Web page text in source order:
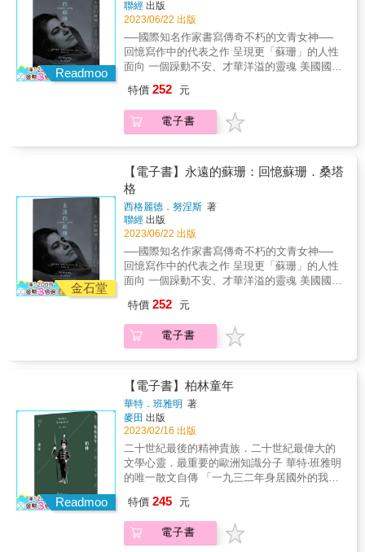
作品？她的卓越劇作成就為何長期以來被嚴重
低估？又是什麼原因，致使她總是聲稱「我不
真的是一名作家」？ & 而與彼時的性別框架格
格不入的她，在那個時代面臨了哪些困境？出
身富裕的她，對階級和種族的思考有哪些侷
限？這些意識形態是如何反映了二十世紀的英
國社會？而她，又是怎麼突破種種框架，成為
一位超越時代的不凡存在？ & 透過這本絕無僅
有的精采傳記，你將重新認識這位阿嘉莎．克
莎86年生涯，作者並在克莉絲蒂後代同意下，
獲准使用大量私密信件、筆記等資料，彌補
《自傳》中的不足、略寫與刻意隱藏之處。 2.
克莉絲蒂檔案信託機構（Christie Archive
Trust）官方授權50張珍貴照片，圖文並茂地呈
現阿嘉莎所生活的英倫年代。 3.結合最新克莉
絲蒂相關研究，包括心理學、性別理論、電影
產業、酷兒理論等，多方剖析阿嘉莎的複雜面
貌。 &
丹．湯普森（Dan Thompson） 當作家走出他
們熟悉的環境時，經常會發生特別的事情，正
如這本書巧妙地展示了改變一些文學巨人（從
查爾斯．狄更斯到赫爾曼．梅爾維爾）的生活
和遺產的三十五條路線。──Wanderlust二○二
二年最佳旅行書籍 &
影視、劇場、小說故事必備的七大元素》。
「閱讀是走向心靈泉水的練習」，作者希望讀
者也在不斷加速和自動複製的社會當中停下腳
步，享受慢讀和細讀的況味。
《邁向王道》《卡夫卡日記》《我就是夏洛
克》《瘟疫》《生命是一場尋求慰藉的旅程》
《雞皮疙瘩》《證詞》《我們人生的最初》
《後戲劇劇場》《曾經，有個偉大的素描畫
家：卡夫卡和他的41幅塗鴉》《超現實主義宣
言》《空的空間》《劇場與城市》《激進美術
《開放的門》《海鷗》《透明社會》《時間之
書》《對面的瘋子》《意猶未盡的黃金時代》
《童話治療》《在阿爾卑斯山與尼采相遇》
《跟莎士比亞學創作》《編劇的藝術》《千面
英雄》《作家之路》《想清楚，寫明白：好的
影視、劇場、小說故事必備的七大元素》。
「閱讀是走向心靈泉水的練習」，作者希望讀
者也在不斷加速和自動複製的社會當中停下腳
步，享受慢讀和細讀的況味。
Readmoo
聯經 出版
2023/06/22 出版
──國際知名作家書寫傳奇不朽的文青女神──
回憶寫作中的代表之作 呈現更「蘇珊」的人性
面向 一個躁動不安、才華洋溢的靈魂 美國國家
者──西格麗德．努涅斯 懷抱著愛與敬意，記錄
桑塔格的特立獨行 寫下兩人既親密又糾結的點
點滴滴 這些年來，我見過或聽說許多人曾表
麗德．努涅斯 那年，傳奇大作家43歲，而她25
歲。 努涅斯第一次見到桑塔格時還只是一位胸
懷抱負的青年作家，而蘇珊已是文壇傳奇人
物，以她的論戰文章、前衛的個人風格聞名全
球。不久後，桑塔格將努涅斯介紹給她兒子──
作家大衛．里夫，兩人開始約會。之後，努涅
斯搬進里夫和桑塔格合住的公寓。如她寫道：
我們三人住在一起&mdash;&mdash;蘇珊、她
的兒子，還有我&mdash;&mdash;這真的是個
好主意嗎？難道大衛跟我不該自己找個地方住
就算大衛跟我打算生孩子也一樣。若有必要，
她說，她很樂意撫養我們所有人。當我表達疑
慮時，她說：「別這麼保守。誰說我們一定要
桑塔格身旁，努涅斯見證了當時眾多知識分子
和藝術家的：最風光的、最私密的、當然也有
最怨懟的事。面對約會對象的母親、寫作前
輩、同為聰明有想法的女性，她們之間除了良
性的互動，亦少不了緊繃又糾結的時刻。如今
努涅斯已是國際知名的小說家，在桑塔格過世
後，她將這段深具意義的過往撰寫成書，回顧
於桑塔格，努涅斯的回憶包括： ．名字啊︒蘇
珊向我坦承，獲得這樣一個無聊又平凡的名字
始終讓她開心不起來。「妳看起來不像是叫蘇
特價 252 元
電子書
金石堂
【電子書】永遠的蘇珊：回憶蘇珊．桑塔
格
西格麗德．努涅斯 著
聯經 出版
2023/06/22 出版
──國際知名作家書寫傳奇不朽的文青女神──
回憶寫作中的代表之作 呈現更「蘇珊」的人性
面向 一個躁動不安、才華洋溢的靈魂 美國國家
者──西格麗德．努涅斯 懷抱著愛與敬意，記錄
桑塔格的特立獨行 寫下兩人既親密又糾結的點
點滴滴 這些年來，我見過或聽說許多人曾表
麗德．努涅斯 那年，傳奇大作家43歲，而她25
歲。 努涅斯第一次見到桑塔格時還只是一位胸
懷抱負的青年作家，而蘇珊已是文壇傳奇人
物，以她的論戰文章、前衛的個人風格聞名全
球。不久後，桑塔格將努涅斯介紹給她兒子──
作家大衛．里夫，兩人開始約會。之後，努涅
斯搬進里夫和桑塔格合住的公寓。如她寫道：
我們三人住在一起&mdash;&mdash;蘇珊、她
的兒子，還有我&mdash;&mdash;這真的是個
嗎？她說她找不到我們不能住在一起的理由，
就算大衛跟我打算生孩子也一樣。若有必要，
特價 252 元
電子書
Readmoo
【電子書】柏林童年
華特．班雅明 著
麥田 出版
2023/02/16 出版
二十世紀最後的精神貴族．二十世紀最偉大的
文學心靈．最重要的歐洲知識分子 華特‧班雅明
的唯一散文自傳 「一九三二年身居國外的我已
個城市作長久甚至是永遠的分離。」 & ◎ 二
十世紀最美妙的隨筆之一，最容易親近哲學家
華特‧班雅明的內心世界 ◎ 收錄1938年完成
特價 245 元
電子書